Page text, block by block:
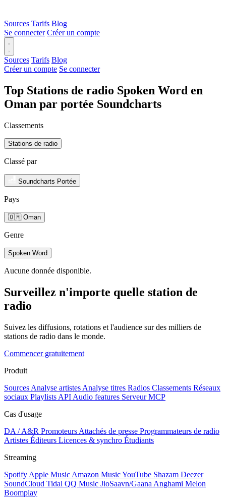
Sources Tarifs Blog
Se connecter Créer un compte
Sources Tarifs Blog
Créer un compte Se connecter
Top Stations de radio Spoken Word en
Oman par portée Soundcharts
Classements
Stations de radio
Classé par
Soundcharts Portée
Pays
🇴🇲 Oman
Genre
Spoken Word
Aucune donnée disponible.
Surveillez n'importe quelle station de
radio
Suivez les diffusions, rotations et l'audience sur des milliers de
stations de radio dans le monde.
Commencer gratuitement
Produit
Sources Analyse artistes Analyse titres Radios Classements Réseaux
sociaux Playlists API Audio features Serveur MCP
Cas d'usage
DA / A&R Promoteurs Attachés de presse Programmateurs de radio
Artistes Éditeurs Licences & synchro Étudiants
Streaming
Spotify Apple Music Amazon MusicYouTube Shazam Deezer
SoundCloud Tidal QQ Music JioSaavn/Gaana Anghami Melon
Boomplay